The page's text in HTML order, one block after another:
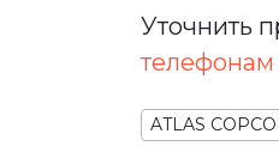
Уточнить
телефонам
ATLAS COPCO